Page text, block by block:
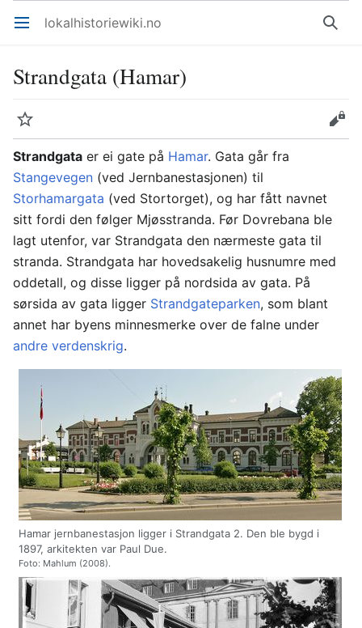
Åpne hovedmenyen lokalhistoriewiki.no Søk
Strandgata (Hamar)
Overvåk
Rediger
Strandgata er ei gate på Hamar. Gata går fra
Stangevegen (ved Jernbanestasjonen) til
Storhamargata (ved Stortorget), og har fått navnet
sitt fordi den følger Mjøsstranda. Før Dovrebana ble
lagt utenfor, var Strandgata den nærmeste gata til
stranda. Strandgata har hovedsakelig husnumre med
oddetall, og disse ligger på nordsida av gata. På
sørsida av gata ligger Strandgateparken, som blant
annet har byens minnesmerke over de falne under
andre verdenskrig.
Hamar jernbanestasjon ligger i Strandgata 2. Den ble bygd i
1897, arkitekten var Paul Due.
Foto: Mahlum (2008).